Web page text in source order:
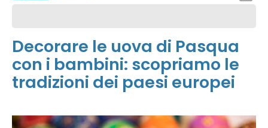
Decorare le uova di Pasqua
con i bambini: scopriamo le
tradizioni dei paesi europei